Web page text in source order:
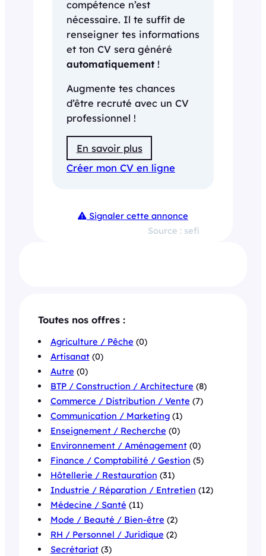
compétence n’est
nécessaire. Il te suffit de
renseigner tes informations
et ton CV sera généré
automatiquement!
Augmente tes chances
d’être recruté avec un CV
professionnel !
En savoir plus
Créer mon CV en ligne
Signaler cette annonce
Source : sefi
Toutes nos offres :
Agriculture / Pêche (0)
Artisanat(0)
Autre (0)
BTP / Construction / Architecture (8)
Commerce / Distribution / Vente (7)
Communication / Marketing(1)
Enseignement / Recherche (0)
Environnement / Aménagement(0)
Finance / Comptabilité / Gestion (5)
Hôtellerie / Restauration (31)
Industrie / Réparation / Entretien (12)
Médecine / Santé (11)
Mode / Beauté / Bien-être (2)
RH / Personnel / Juridique (2)
Secrétariat(3)